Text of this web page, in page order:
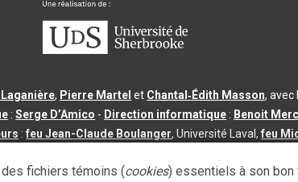
, Pierre Martel et Chantal‑Édith Masson, avec
:Serge D’Amico - Direction informatique : Benoit
:feu Jean-Claude Boulanger, Université Laval,feu
de Sherbrooke |3.2.2- Dernière mise à jour du
fichiers témoins (cookies) essentiels à son